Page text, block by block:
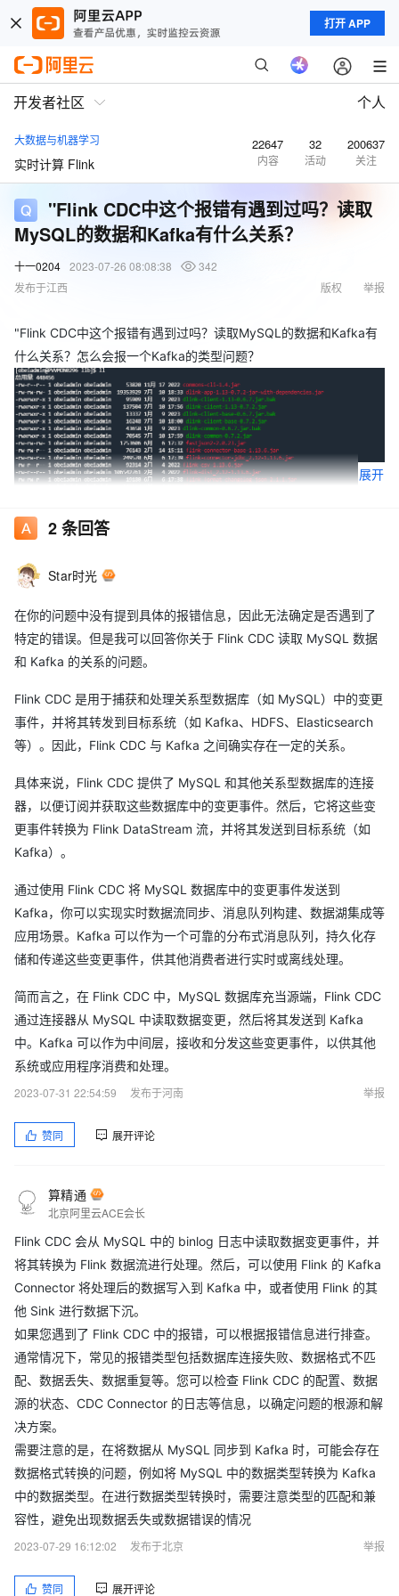
打开 APP
开发者社区 个人
大数据与机器学习
实时计算 Flink
22647
内容
32
活动
200637
关注
"Flink CDC中这个报错有遇到过吗？读取
MySQL的数据和Kafka有什么关系？
十一0204 2023-07-26 08:08:38
342
发布于江西
举报
版权
"Flink CDC中这个报错有遇到过吗？读取MySQL的数据和Kafka有
什么关系？怎么会报一个Kafka的类型问题？
这张源表给的是decimal类型，但是看changelog的default 值是一
展开
2条回答
Star时光
在你的问题中没有提到具体的报错信息，因此无法确定是否遇到了
特定的错误。但是我可以回答你关于 Flink CDC 读取 MySQL 数据
和 Kafka 的关系的问题。
Flink CDC 是用于捕获和处理关系型数据库（如 MySQL）中的变更
事件，并将其转发到目标系统（如 Kafka、HDFS、Elasticsearch
等）。因此，Flink CDC 与 Kafka 之间确实存在一定的关系。
具体来说，Flink CDC 提供了 MySQL 和其他关系型数据库的连接
器，以便订阅并获取这些数据库中的变更事件。然后，它将这些变
更事件转换为 Flink DataStream 流，并将其发送到目标系统（如
Kafka）。
通过使用 Flink CDC 将 MySQL 数据库中的变更事件发送到
Kafka，你可以实现实时数据流同步、消息队列构建、数据湖集成等
应用场景。Kafka 可以作为一个可靠的分布式消息队列，持久化存
储和传递这些变更事件，供其他消费者进行实时或离线处理。
简而言之，在 Flink CDC 中，MySQL 数据库充当源端，Flink CDC
通过连接器从 MySQL 中读取数据变更，然后将其发送到 Kafka
中。Kafka 可以作为中间层，接收和分发这些变更事件，以供其他
系统或应用程序消费和处理。
2023-07-31 22:54:59
发布于河南 举报
赞同 展开评论
算精通
北京阿里云ACE会长
Flink CDC 会从 MySQL 中的 binlog 日志中读取数据变更事件，并
将其转换为 Flink 数据流进行处理。然后，可以使用 Flink 的 Kafka
Connector 将处理后的数据写入到 Kafka 中，或者使用 Flink 的其
他 Sink 进行数据下沉。
如果您遇到了 Flink CDC 中的报错，可以根据报错信息进行排查。
通常情况下，常见的报错类型包括数据库连接失败、数据格式不匹
配、数据丢失、数据重复等。您可以检查 Flink CDC 的配置、数据
源的状态、CDC Connector 的日志等信息，以确定问题的根源和解
决方案。
需要注意的是，在将数据从 MySQL 同步到 Kafka 时，可能会存在
数据格式转换的问题，例如将 MySQL 中的数据类型转换为 Kafka
中的数据类型。在进行数据类型转换时，需要注意类型的匹配和兼
容性，避免出现数据丢失或数据错误的情况
2023-07-29 16:12:02
发布于北京 举报
赞同 展开评论